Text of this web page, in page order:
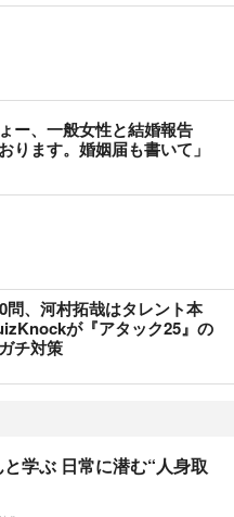
ー、一般女性と結婚報告
ります。婚姻届も書いて」
問、河村拓哉はタレント本
が『アタック25』の
チ対策
学ぶ 日常に潜む“人身取